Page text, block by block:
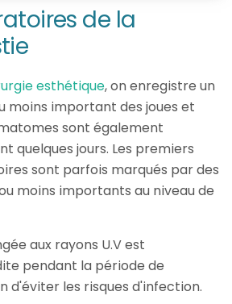
de la
esthétique, on enregistre un
moins important des joues et
sont également
quelques jours. Les premiers
sont parfois marqués par des
moins importants au niveau de
aux rayons U.V est
pendant la période de
d'éviter les risques d'infection.